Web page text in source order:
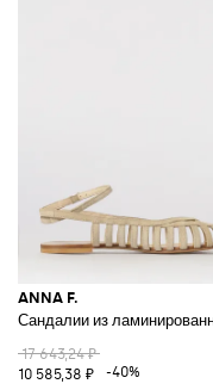
ANNA F.
Сандалии из
17 643,24 ₽
10 585,38 ₽
-40%